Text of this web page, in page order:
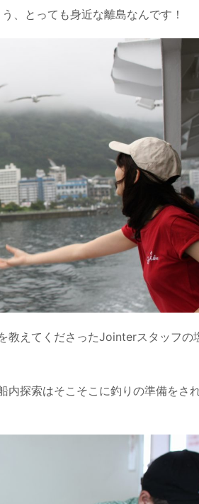
、とっても身近な離島なんです！
教えてくださったJointerスタッフの
内探索はそこそこに釣りの準備をさ